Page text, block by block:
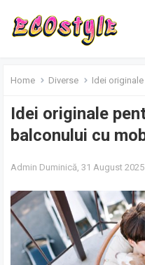
Home Diverse Idei originale
Idei originale
balconului cu
Admin Duminică, 31 August 2025